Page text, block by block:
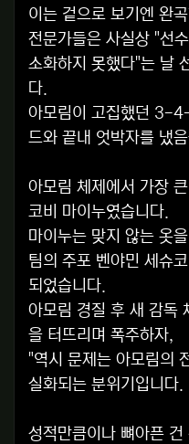
이는 겉으로 보기엔 완
전문가들은 사실상 "선
소화하지 못했다"는 날
다.
아모림이 고집했던 3-
드와 끝내 엇박자를 냈
아모림 체제에서 가장
코비 마이누였습니다.
마이누는 맞지 않는 옷
팀의 주포 벤야민 세슈
되었습니다.
아모림 경질 후 새 감독
을 터뜨리며 폭주하자,
"역시 문제는 아모림의
실화되는 분위기입니다.
성적만큼이나 뼈아픈 건